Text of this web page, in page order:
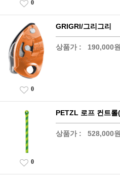
0
GRIGRI/그리그리
상품가 : 190,000원
0
PETZL 로프 컨트
상품가 : 528,000원
0